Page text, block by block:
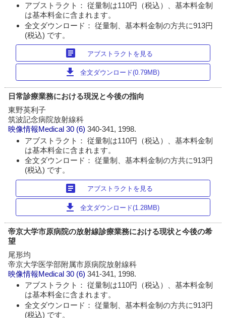
アブストラクト： 従量制は110円（税込）、基本料金制
は基本料金に含まれます。
全文ダウンロード： 従量制、基本料金制の方共に913円
(税込) です。
article アブストラクトを見る
download 全文ダウンロード(0.79MB)
日常診療業務における現況と今後の指向
東野英利子
筑波記念病院放射線科
映像情報Medical 30 (6)340-341, 1998.
アブストラクト： 従量制は110円（税込）、基本料金制
は基本料金に含まれます。
全文ダウンロード： 従量制、基本料金制の方共に913円
(税込) です。
article アブストラクトを見る
download 全文ダウンロード(1.28MB)
帝京大学市原病院の放射線診療業務における現状と今後の希
望
尾形均
帝京大学医学部附属市原病院放射線科
映像情報Medical 30 (6)341-341, 1998.
アブストラクト： 従量制は110円（税込）、基本料金制
は基本料金に含まれます。
全文ダウンロード： 従量制、基本料金制の方共に913円
(税込) です。